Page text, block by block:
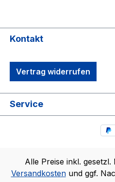
Kontakt
Vertrag widerrufen
Service
Alle Preise inkl.
Versandkostenund ggf.